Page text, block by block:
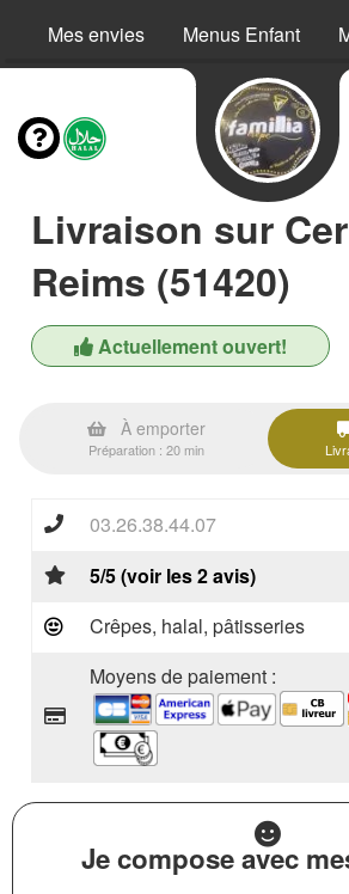
Mes envies Menus Enfant
Livraison sur
Reims (51420)
Actuellement ouvert!
À emporter
Préparation : 20 min
03.26.38.44.07
5/5 (voir les 2 avis)
Crêpes, halal, pâtisseries
Moyens de paiement :
Je compose avec